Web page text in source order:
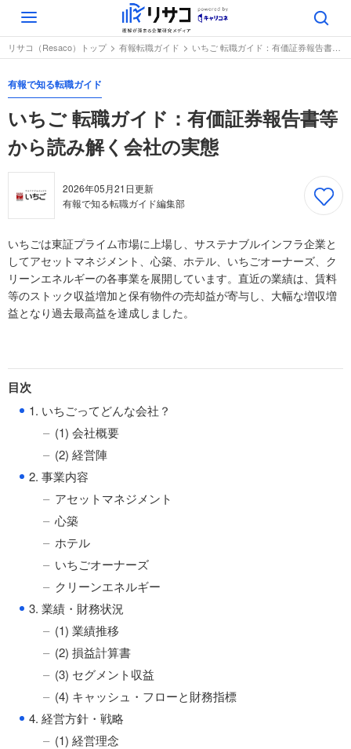
Toggle
navigation
リサコ（Resaco）トップ 有報転職ガイド いちご 転職ガイド：有価証券報告書等から読み解く会社の実態
有報で知る転職ガイド
いちご 転職ガイド：有価証券報告書等
から読み解く会社の実態
2026年05月21日更新
有報で知る転職ガイド編集部
いちごは東証プライム市場に上場し、サステナブルインフラ企業と
してアセットマネジメント、心築、ホテル、いちごオーナーズ、ク
リーンエネルギーの各事業を展開しています。直近の業績は、賃料
等のストック収益増加と保有物件の売却益が寄与し、大幅な増収増
益となり過去最高益を達成しました。
目次
● 1. いちごってどんな会社？
(1) 会社概要
(2) 経営陣
● 2. 事業内容
アセットマネジメント
心築
ホテル
いちごオーナーズ
クリーンエネルギー
● 3. 業績・財務状況
(1) 業績推移
(2) 損益計算書
(3) セグメント収益
(4) キャッシュ・フローと財務指標
● 4. 経営方針・戦略
(1) 経営理念